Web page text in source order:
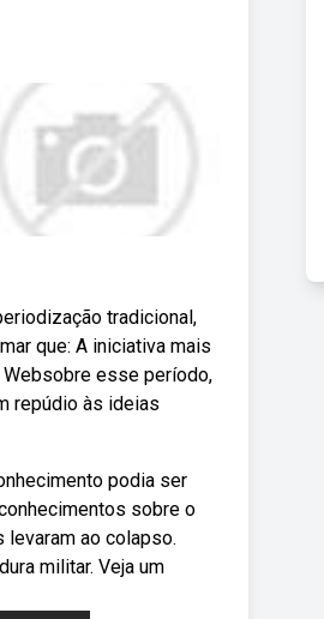
tradicional,
que: A iniciativa mais
esse período,
repúdio às ideias
podia ser
sobre o
ao colapso.
militar. Veja um